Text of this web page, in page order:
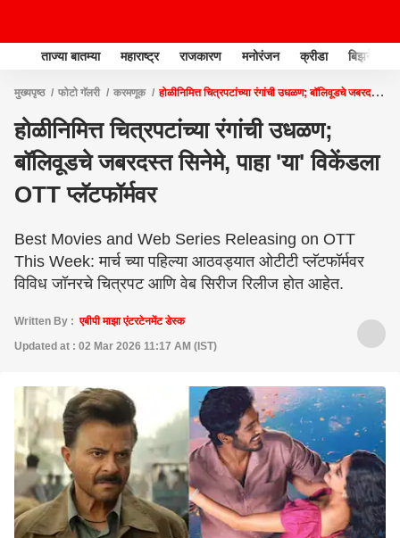
ताज्या बातम्या महाराष्ट्र राजकारण मनोरंजन क्रीडा बिझनेस
मुख्यपृष्ठ फोटो गॅलरी करमणूक
होळीनिमित्त चित्रपटांच्या रंगांची उधळण; बॉलिवूडचे जबरदस्त
होळीनिमित्त चित्रपटांच्या रंगांची उधळण;
बॉलिवूडचे जबरदस्त सिनेमे, पाहा 'या' विकेंडला
OTT प्लॅटफॉर्मवर
Best Movies and Web Series Releasing on OTT
This Week: मार्च च्या पहिल्या आठवड्यात ओटीटी प्लॅटफॉर्मवर
विविध जॉनरचे चित्रपट आणि वेब सिरीज रिलीज होत आहेत.
Written By :एबीपी माझा एंटरटेनमेंट डेस्क
Updated at : 02 Mar 2026 11:17 AM (IST)